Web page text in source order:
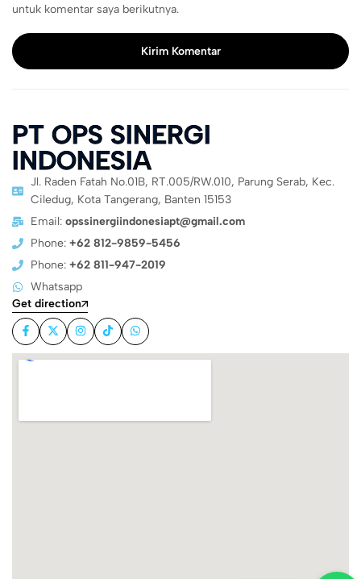
untuk komentar saya berikutnya.
Kirim Komentar
PT OPS SINERGI
INDONESIA
Jl. Raden Fatah No.01B, RT.005/RW.010, Parung Serab, Kec.
Ciledug, Kota Tangerang, Banten 15153
Email: opssinergiindonesiapt@gmail.com
Phone: +62 812-9859-5456
Phone: +62 811-947-2019
Whatsapp
Get direction